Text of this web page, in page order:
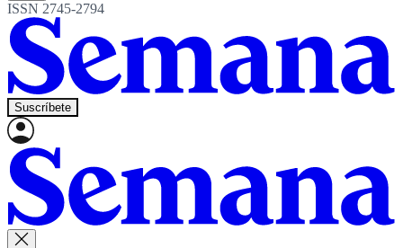
ISSN 2745-2794
Suscríbete